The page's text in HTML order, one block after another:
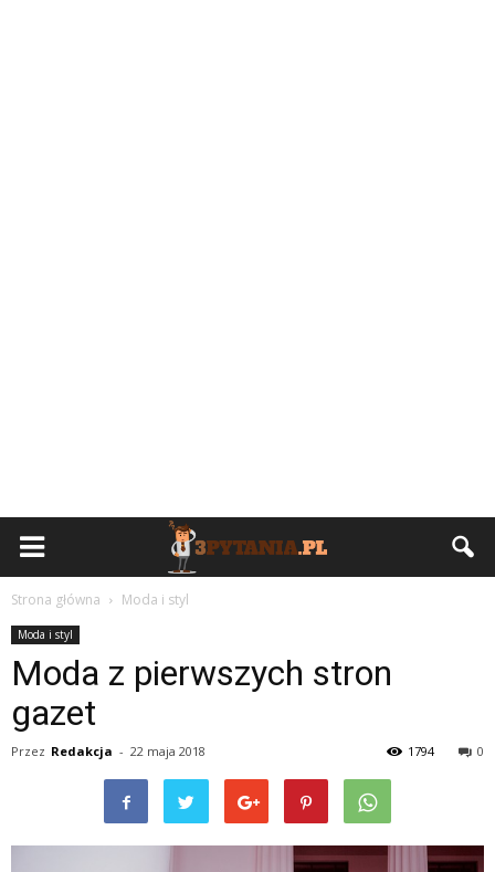
Strona główna Moda i styl
Moda i styl
Moda z pierwszych stron
gazet
Przez Redakcja - 22 maja 2018 0
1794